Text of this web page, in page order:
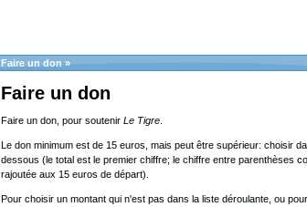
Faire un don »
Faire un don
Faire un don, pour soutenir Le Tigre
Le don minimum est de 15 euros, mais peut être supérieur: choisir
dessous (le total est le premier chiffre; le chiffre entre parenthèses
rajoutée aux 15 euros de départ).
Pour choisir un montant qui n'est pas dans la liste déroulante, ou